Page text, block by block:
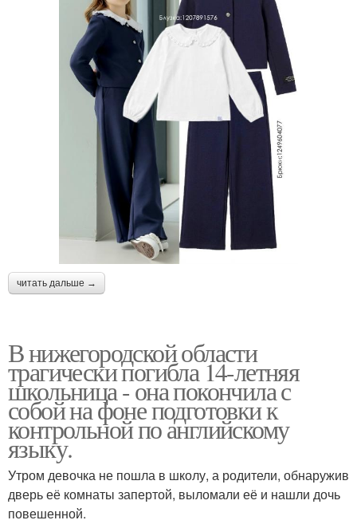
читать дальше →
В нижегородской области
трагически погибла 14-летняя
школьница - она покончила с
собой на фоне подготовки к
контрольной по английскому
языку.
Утром девочка не пошла в школу, а родители, обнаружив
дверь её комнаты запертой, выломали её и нашли дочь
повешенной.